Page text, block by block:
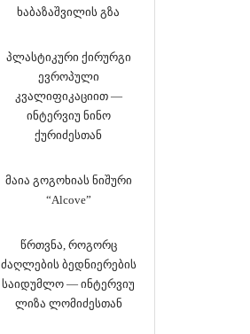
ხაბაზაშვილის გზა
პლასტიკური ქირურგი
ევროპული
კვალიფიკაციით —
ინტერვიუ ნინო
ქურიძესთან
მაია გოგოხიას ნიშური
“Alcove”
წრთვნა, როგორც
ძაღლების ბედნიერების
საიდუმლო — ინტერვიუ
ლიზა ლომიძესთან